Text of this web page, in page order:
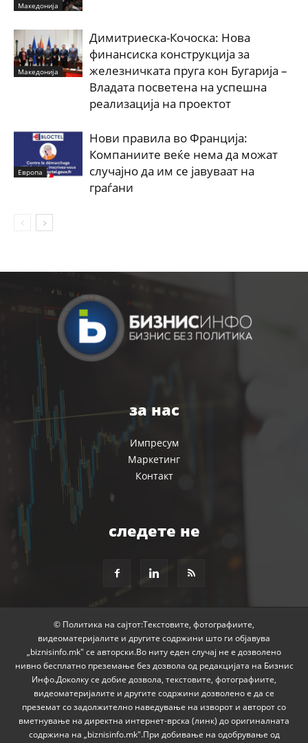
Македонија
Македонија
Димитриеска-Кочоска: Нова
финансиска конструкција за
железничката пруга кон Бугарија –
Владата посветена на успешна
реализација на проектот
Европа
Нови правила во Франција:
Компаниите веќе нема да можат
случајно да им се јавуваат на
граѓани
за нас
Импресум
Маркетинг
Контакт
следете не
© Политика на сајтот:Текстовите, фотографиите,
видеоматеријалите и другите содржини што ги објавува
„biznisinfo.mk" се авторски.Во ниту еден случај не е дозволено
нивно бесплатно преземање без дозвола од редакцијата на Бизнис
Инфо.Доколку се добие дозвола, текстовите, фотографиите,
видеоматеријалите и другите содржини дозволено е да се
преземат со задолжително наведување на изворот и авторот со
вметнување на директна интернет-врска (линк) до оригиналната
содржина на „biznisinfo.mk".При добивање на одобрување од